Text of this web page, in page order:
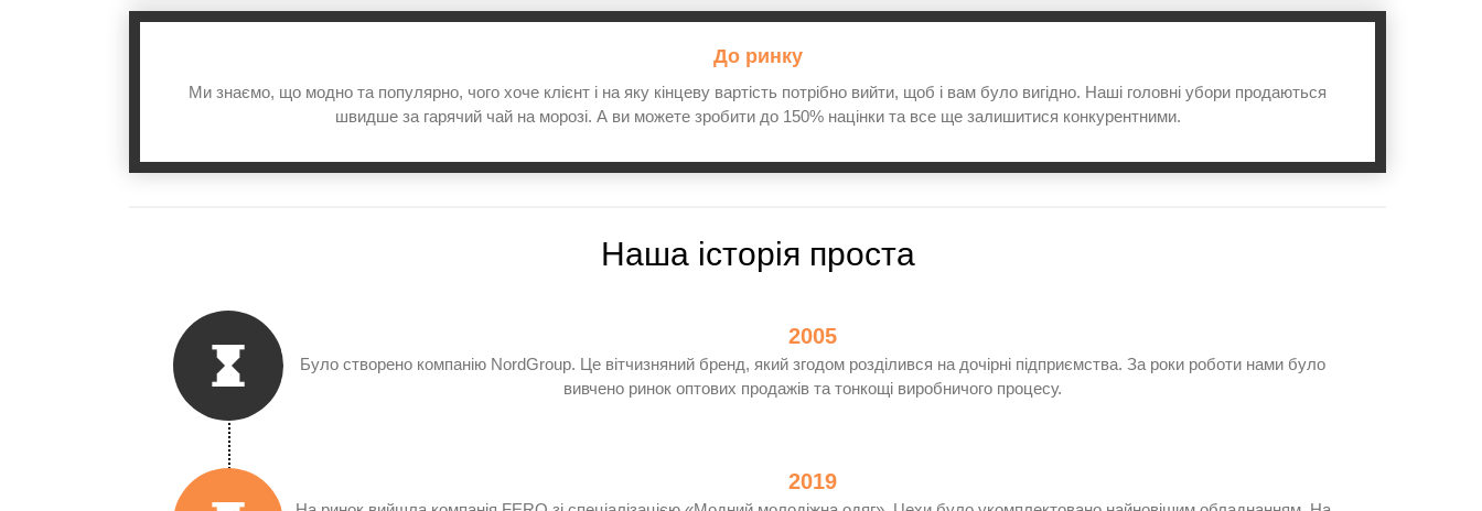
До ринку
Ми знаємо, що модно та популярно, чого хоче клієнт і на яку кінцеву вартість потрібно вийти, щоб і вам було вигідно. Наші головні убори продаються
швидше за гарячий чай на морозі. А ви можете зробити до 150% націнки та все ще залишитися конкурентними.
Наша історія проста
2005
Було створено компанію NordGroup. Це вітчизняний бренд, який згодом розділився на дочірні підприємства. За роки роботи нами було
вивчено ринок оптових продажів та тонкощі виробничого процесу.
2019